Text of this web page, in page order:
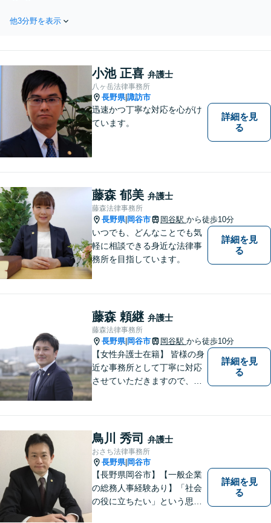
さまの問題に注力【子連れ相談可】【休
他3分野を表示
小池 正喜 弁護士
八ヶ岳法律事務所
長野県|諏訪市
迅速かつ丁寧な対応を心がけ
ています。
詳細を見
る
藤森 郁美 弁護士
藤森法律事務所
長野県| 岡谷市 岡谷駅 から徒歩10分
いつでも、どんなことでも気
軽に相談できる身近な法律事
務所を目指しています。
詳細を見
る
藤森 頼継 弁護士
藤森法律事務所
長野県| 岡谷市 岡谷駅 から徒歩10分
【女性弁護士在籍】 皆様の身
近な事務所として丁寧に対応
させていただきますので、お
詳細を見
る
鳥川 秀司 弁護士
おさち法律事務所
長野県| 岡谷市
【長野県岡谷市】【一般企業
の総務人事経験あり】「社会
の役に立ちたい」という思い
詳細を見
る